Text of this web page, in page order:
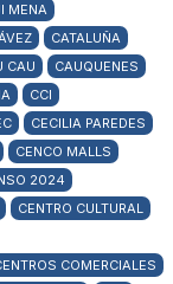
MENA
CATALUÑA
CAU
CAUQUENES
CCI
CECILIA PAREDES
CENCO MALLS
2024
CENTRO CULTURAL
COMERCIALES